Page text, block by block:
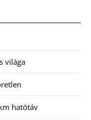
világa
hatótáv